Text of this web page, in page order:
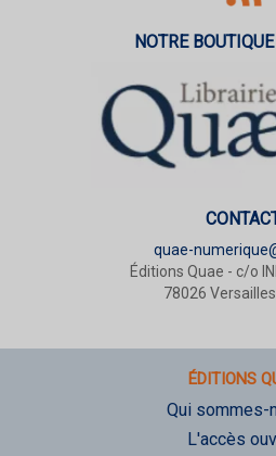
NOTRE
quae-
Éditions Quae - c/o
78026
ÉDITIONS
Qui sommes-
L'accès